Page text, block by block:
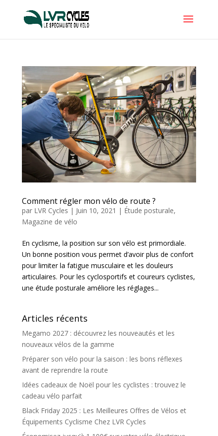
Comment régler mon vélo de route ?
par LVR Cycles | Juin 10, 2021 | Étude posturale,
Magazine de vélo
En cyclisme, la position sur son vélo est primordiale.
Un bonne position vous permet d’avoir plus de confort
pour limiter la fatigue musculaire et les douleurs
articulaires. Pour les cyclosportifs et coureurs cyclistes,
une étude posturale améliore les réglages...
Articles récents
Megamo 2027 : découvrez les nouveautés et les
nouveaux vélos de la gamme
Préparer son vélo pour la saison : les bons réflexes
avant de reprendre la route
Idées cadeaux de Noël pour les cyclistes : trouvez le
cadeau vélo parfait
Black Friday 2025 : Les Meilleures Offres de Vélos et
Équipements Cyclisme Chez LVR Cycles